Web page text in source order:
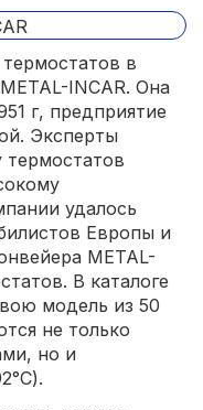
в
INCAR. Она
г, предприятие
Эксперты
термостатов
удалось
Европы и
METAL-
В каталоге
модель из 50
не только
но и